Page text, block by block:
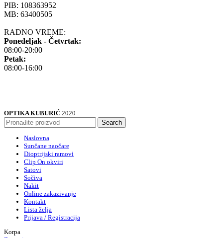
PIB: 108363952
MB: 63400505
RADNO VREME:
Ponedeljak - Četvrtak:
08:00-20:00
Petak:
08:00-16:00
OPTIKA KUBURIĆ 2020
Search
Naslovna
Sunčane naočare
Dioptrijski ramovi
Clip On okviri
Satovi
Sočiva
Nakit
Online zakazivanje
Kontakt
Lista želja
Prijava / Registracija
Korpa